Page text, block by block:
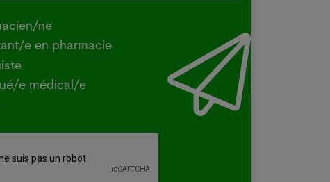
- La ministre australienne de
a confirmé mercredi que la
H5 de la grippe aviaire, identifiée
la première fois dans le pays en juin
un oiseau migrateur,...
Lire plus
ne
e en pharmacie
e médical/e